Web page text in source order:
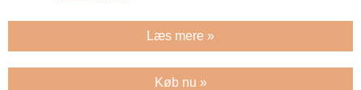
Læs mere »
Køb nu »